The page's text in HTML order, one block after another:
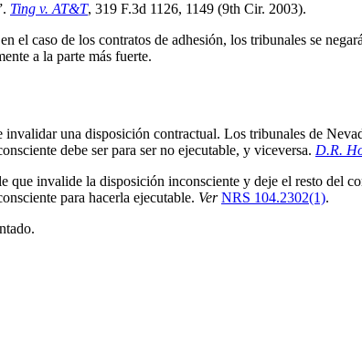
Ting v. AT&T, 319 F.3d 1126, 1149 (9th Cir. 2003).
el caso de los contratos de adhesión, los tribunales se
a la parte más fuerte.
una disposición contractual. Los tribunales de
debe ser para ser no ejecutable, y viceversa. D.R.
invalide la disposición inconsciente y deje el resto del
para hacerla ejecutable. Ver NRS 104.2302(1).